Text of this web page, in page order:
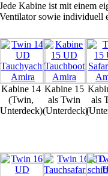
Jede Kabine ist mit einem
Ventilator sowie individuell
Kabine 14
(Twin,
Unterdeck)
Kabine 15
als Twin
(Unterdeck)
als